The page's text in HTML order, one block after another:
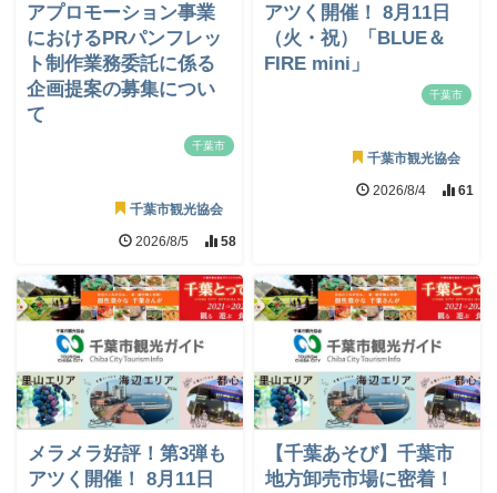
アプロモーション事業
におけるPRパンフレッ
ト制作業務委託に係る
企画提案の募集につい
て
千葉市
千葉市観光協会
2026/8/5 58
アツく開催！ 8月11日
（火・祝）「BLUE＆
FIRE mini」
千葉市
千葉市観光協会
2026/8/4 61
メラメラ好評！第3弾も
アツく開催！ 8月11日
【千葉あそび】千葉市
地方卸売市場に密着！